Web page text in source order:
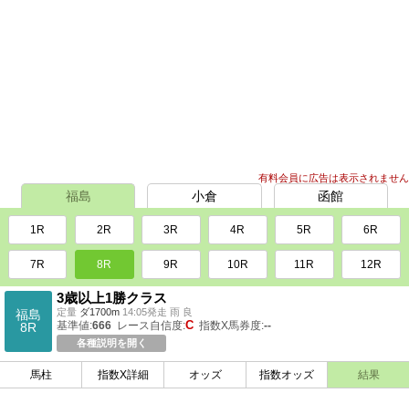
有料会員に広告は表示されません
福島 小倉 函館
1R 2R 3R 4R 5R 6R
7R 8R 9R 10R 11R 12R
福島
8R
3歳以上1勝クラス
定量 ダ1700m 14:05発走 雨 良
基準値:666 レース自信度:C 指数X馬券度:--
各種説明を開く
馬柱 指数X詳細 オッズ 指数オッズ 結果